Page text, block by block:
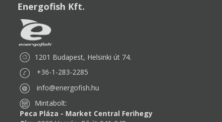
Energofish Kft.
1201 Budapest, Helsinki út 74.
+36-1-283-2285
info@energofish.hu
Mintabolt:
Peca Pláza - Market Central Ferihegy